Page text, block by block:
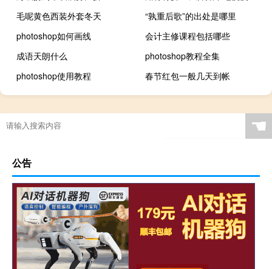
毛呢黄色西装外套冬天
“孰重后歌”的出处是哪里
photoshop如何画线
会计主修课程包括哪些
成语天朗什么
photoshop教程全集
photoshop使用教程
春节红包一般几天到帐
☚
公告